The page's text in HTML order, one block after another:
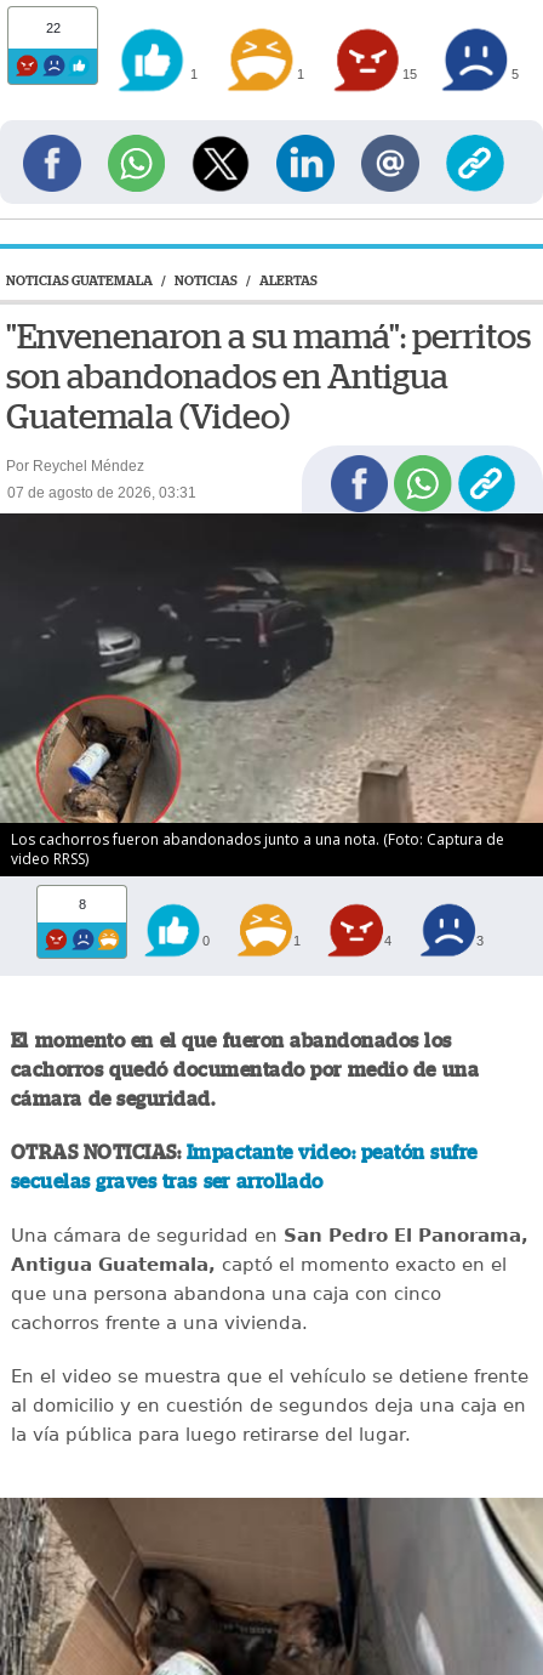
22
1 1 15 5
NOTICIAS GUATEMALA / NOTICIAS / ALERTAS
"Envenenaron a su mamá": perritos
son abandonados en Antigua
Guatemala (Video)
Por Reychel Méndez
07 de agosto de 2026, 03:31
Los cachorros fueron abandonados junto a una nota. (Foto: Captura de
video RRSS)
8
0 1 4 3
El momento en el que fueron abandonados los
cachorros quedó documentado por medio de una
cámara de seguridad.
OTRAS NOTICIAS: Impactante video: peatón sufre
secuelas graves tras ser arrollado
Una cámara de seguridad en San Pedro El Panorama,
Antigua Guatemala, captó el momento exacto en el
que una persona abandona una caja con cinco
cachorros frente a una vivienda.
En el video se muestra que el vehículo se detiene frente
al domicilio y en cuestión de segundos deja una caja en
la vía pública para luego retirarse del lugar.